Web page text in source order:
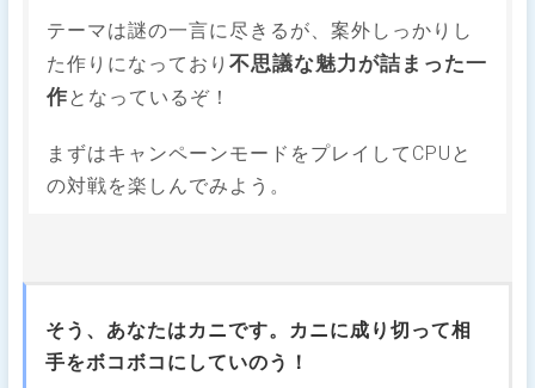
テーマは謎の一言に尽きるが、案外しっかりし
た作りになっており不思議な魅力が詰まった一
作となっているぞ！
まずはキャンペーンモードをプレイしてCPUと
の対戦を楽しんでみよう。
そう、あなたはカニです。カニに成り切って相
手をボコボコにしていのう！